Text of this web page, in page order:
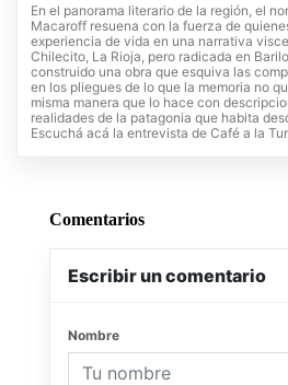
En el panorama literario de la región, el
Macaroff resuena con la fuerza de
experiencia de vida en una narrativa
Chilecito, La Rioja, pero radicada en
construido una obra que esquiva las
en los pliegues de lo que la memoria no
misma manera que lo hace con
realidades de la patagonia que habita
Escuchá acá la entrevista de Café a la
Comentarios
Escribir un comentario
Nombre